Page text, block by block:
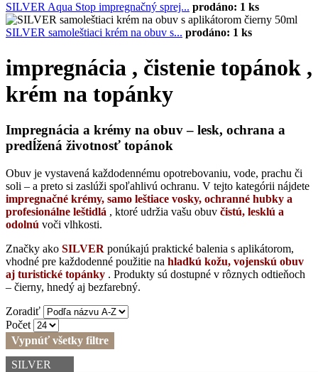
SILVER Aqua Stop impregnačný sprej... prodáno: 1 ks
SILVER samoleštiaci krém na obuv s... prodáno: 1 ks
impregnácia , čistenie topánok ,
krém na topánky
Impregnácia a krémy na obuv – lesk, ochrana a
predĺžená životnosť topánok
Obuv je vystavená každodennému opotrebovaniu, vode, prachu či
soli – a preto si zaslúži spoľahlivú ochranu. V tejto kategórii nájdete
impregnačné krémy, samo leštiace vosky, ochranné hubky a
profesionálne leštidlá , ktoré udržia vašu obuv čistú, lesklú a
odolnú voči vlhkosti.
Značky ako SILVER ponúkajú praktické balenia s aplikátorom,
vhodné pre každodenné použitie na hladkú kožu, vojenskú obuv
aj turistické topánky . Produkty sú dostupné v rôznych odtieňoch
– čierny, hnedý aj bezfarebný.
Zoradiť
Počet
Vypnúť všetky filtre
SILVER